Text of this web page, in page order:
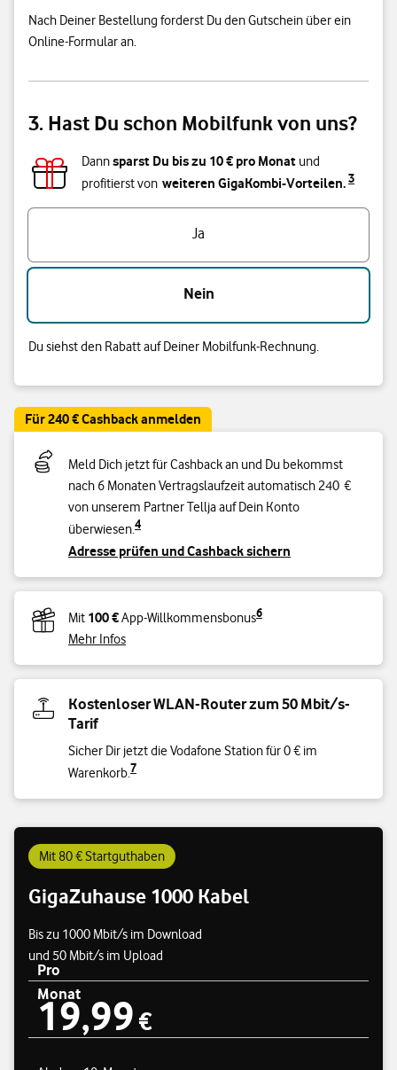
Nach Deiner Bestellung forderst Du den Gutschein über ein
Online-Formular an.
3. Hast Du schon Mobilfunk von uns?
Dannsparst Du bis zu 10€ pro Monat und
profitierst von weiteren GigaKombi-Vorteilen.3
Ja
Nein
Du siehst den Rabatt auf Deiner Mobilfunk-Rechnung.
Für 240 € Cashback anmelden
Meld Dich jetzt für Cashback an und Du bekommst
nach 6 Monaten Vertragslaufzeit automatisch 240 €
von unserem Partner Tellja auf Dein Konto
überwiesen.4
Adresse prüfen und Cashback sichern
Mit 100 €App-Willkommensbonus6
Mehr Infos
Kostenloser WLAN-Router zum 50 Mbit/s-
Tarif
Sicher Dir jetzt die Vodafone Station für 0 € im
Warenkorb.7
Mit 80 € Startguthaben
GigaZuhause 1000 Kabel
Bis zu 1000 Mbit/s im Download
und 50 Mbit/s im Upload
Preisübersicht
Pro
Monat
19,99 €
19,99 €